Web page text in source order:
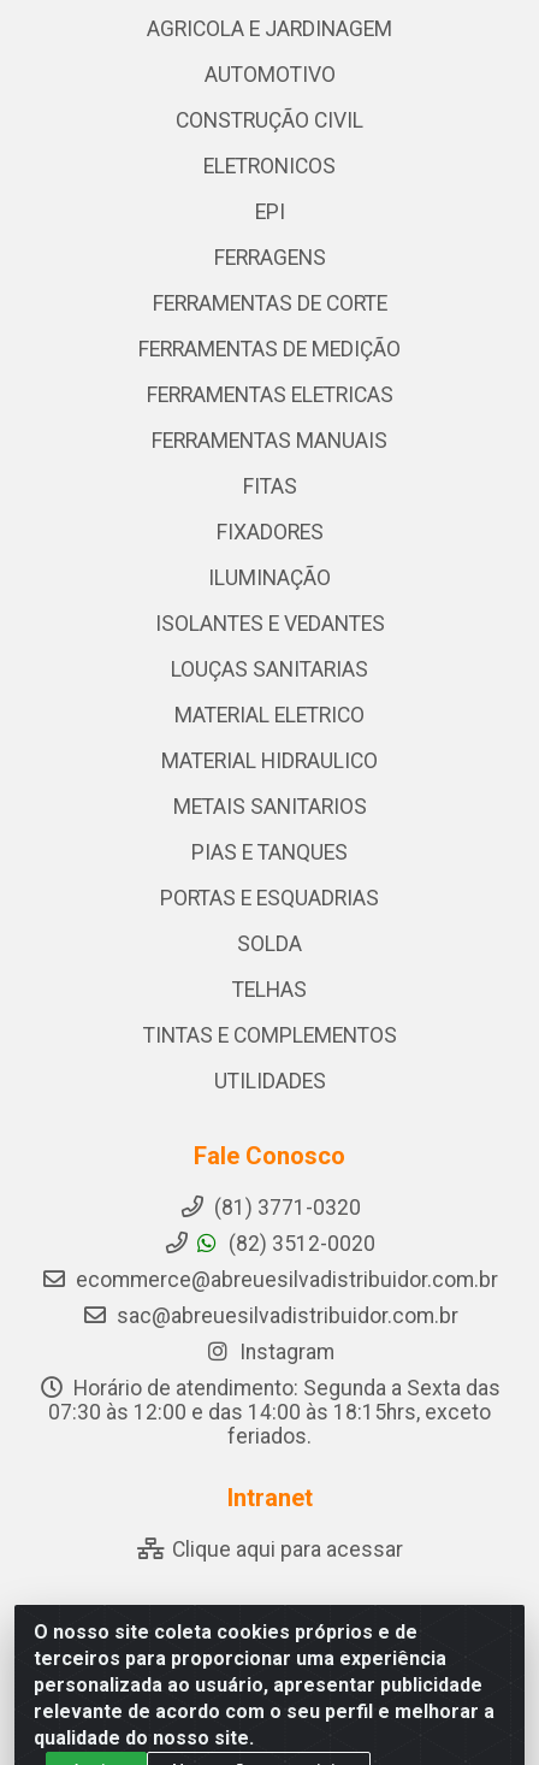
O nosso site coleta cookies próprios e de
terceiros para proporcionar uma experiência
personalizada ao usuário, apresentar publicidade
relevante de acordo com o seu perfil e melhorar a
qualidade do nosso site.
AGRICOLA E JARDINAGEM
AUTOMOTIVO
CONSTRUÇÃO CIVIL
ELETRONICOS
EPI
FERRAGENS
FERRAMENTAS DE CORTE
FERRAMENTAS DE MEDIÇÃO
FERRAMENTAS ELETRICAS
FERRAMENTAS MANUAIS
FITAS
FIXADORES
ILUMINAÇÃO
ISOLANTES E VEDANTES
LOUÇAS SANITARIAS
MATERIAL ELETRICO
MATERIAL HIDRAULICO
METAIS SANITARIOS
PIAS E TANQUES
PORTAS E ESQUADRIAS
SOLDA
TELHAS
TINTAS E COMPLEMENTOS
UTILIDADES
Fale Conosco
(81) 3771-0320
(82) 3512-0020
ecommerce@abreuesilvadistribuidor.com.br
sac@abreuesilvadistribuidor.com.br
Instagram
Horário de atendimento: Segunda a Sexta das
07:30 às 12:00 e das 14:00 às 18:15hrs, exceto
feriados.
Intranet
Clique aqui para acessar
Abreu & Silva - Rua Padre Jose de Souza Leite, 265 - Ariado,
Olho D'Água das Flores/AL - CEP 57.442-000 - CNPJ
04.790.656/0001-06